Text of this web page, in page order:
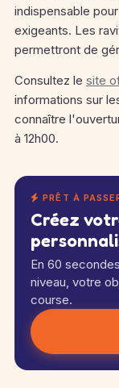
indispensable
exigeants. Les
permettront de
Consultez le site
informations sur
connaître
à 12h00.
PRÊT À
Créez
En 60
niveau, votre
course.